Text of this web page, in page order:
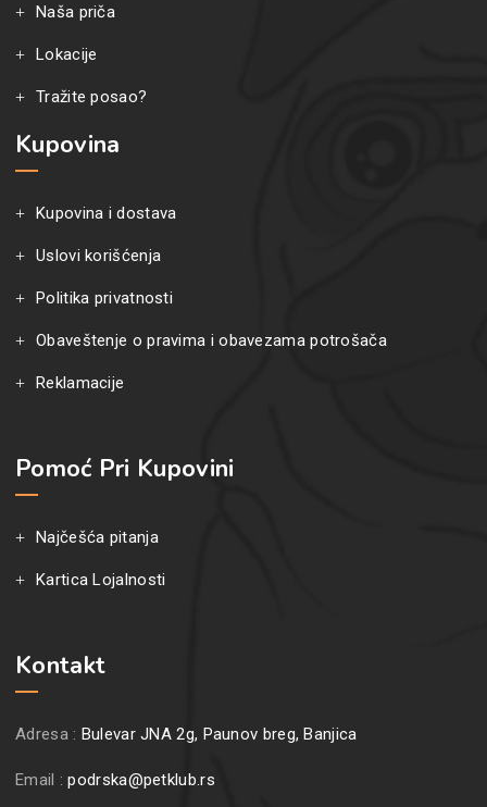
Naša priča
Lokacije
Tražite posao?
Kupovina
Kupovina i dostava
Uslovi korišćenja
Politika privatnosti
Obaveštenje o pravima i obavezama potrošača
Reklamacije
Pomoć Pri Kupovini
Najčešća pitanja
Kartica Lojalnosti
Kontakt
Adresa : Bulevar JNA 2g, Paunov breg, Banjica
Email :podrska@petklub.rs